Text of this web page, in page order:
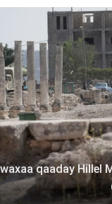
qaaday Hillel